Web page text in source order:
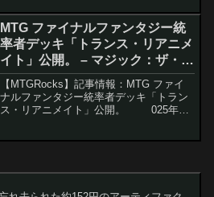
10日に本格的な情報公開が予定されてい
る「...
MTG ファイナルファンタジー統
率者デッキ「トランス・リアニメ
イト」公開。 – マジック：ザ・ギ
ャザリング
【MTGRocks】記事情報：MTG ファイ
ナルファンタジー統率者デッキ「トラン
ス・リアニメイト」公開。 025年6